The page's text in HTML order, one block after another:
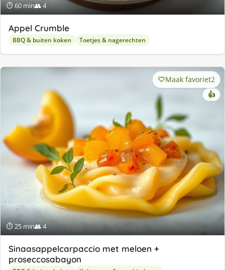
⏱ 60 min👥 4
Appel Crumble
BBQ & buiten koken Toetjes & nagerechten
⏱ 25 min👥 4
Maak favoriet2
👍
Sinaasappelcarpaccio met meloen +
proseccosabayon